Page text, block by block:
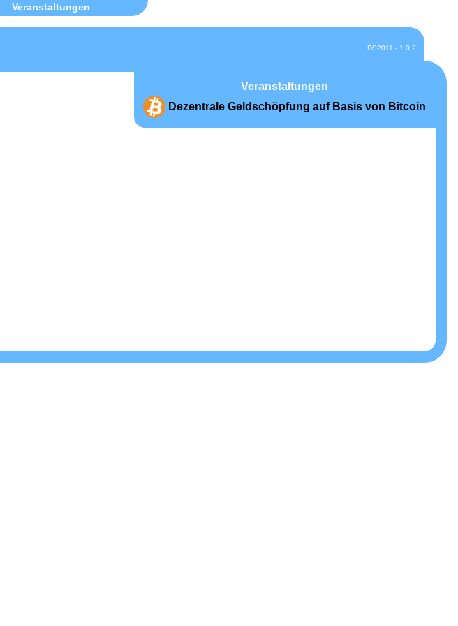
Veranstaltungen
DS2011 - 1.0.2
Veranstaltungen
Dezentrale Geldschöpfung auf Basis von Bitcoin